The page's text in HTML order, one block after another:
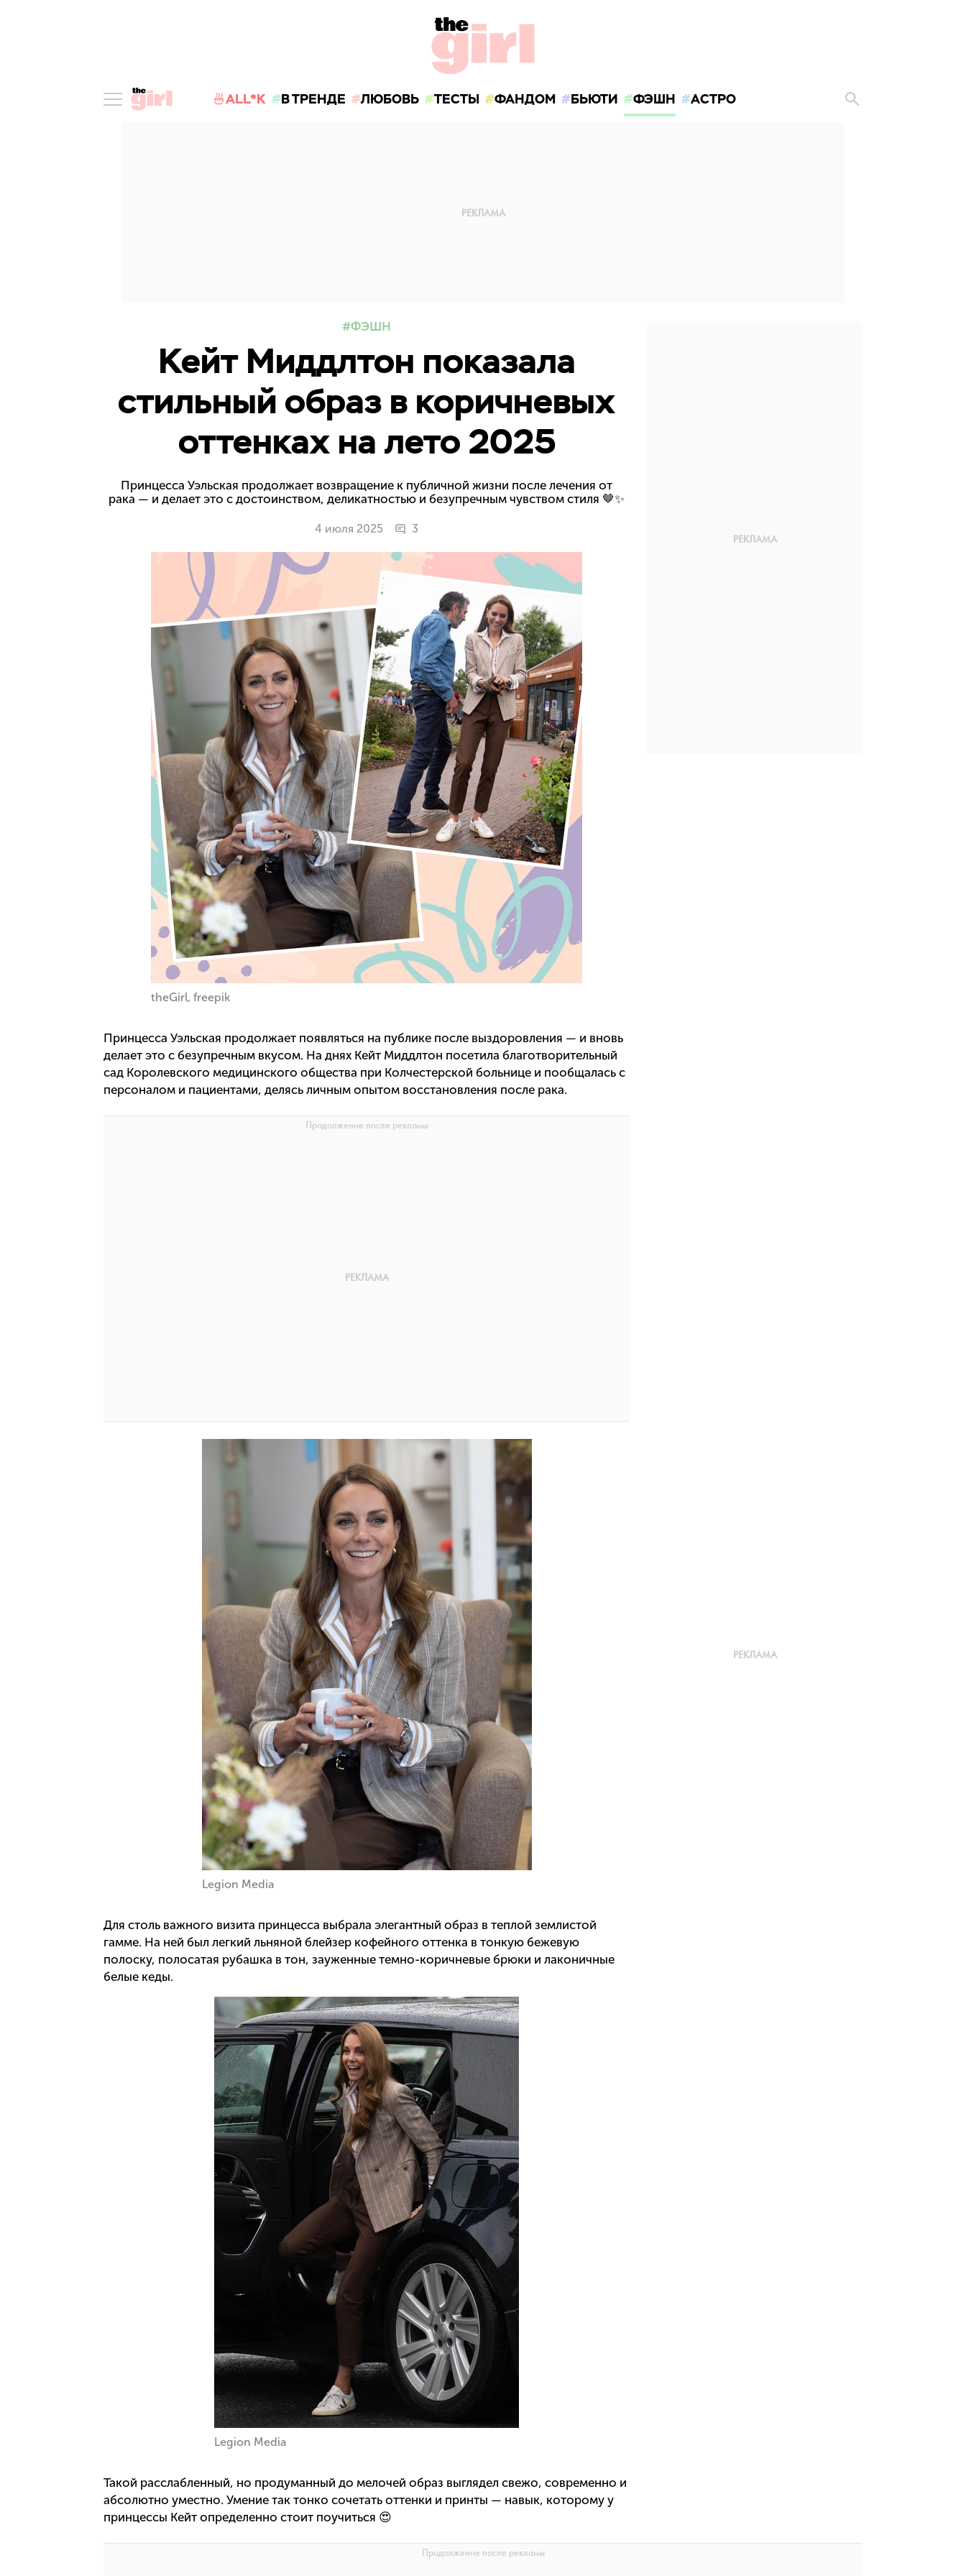
🍜ALL*K В ТРЕНДЕ ЛЮБОВЬ ТЕСТЫ ФАНДОМ БЬЮТИ ФЭШН АСТРО
ФЭШН
Кейт Миддлтон показала
стильный образ в коричневых
оттенках на лето 2025
Принцесса Уэльская продолжает возвращение к публичной жизни после лечения от
рака — и делает это с достоинством, деликатностью и безупречным чувством стиля 🤎✨
4 июля 2025 3
theGirl, freepik
Принцесса Уэльская продолжает появляться на публике после выздоровления — и вновь
делает это с безупречным вкусом. На днях Кейт Миддлтон посетила благотворительный
сад Королевского медицинского общества при Колчестерской больнице и пообщалась с
персоналом и пациентами, делясь личным опытом восстановления после рака.
Legion Media
Для столь важного визита принцесса выбрала элегантный образ в теплой землистой
гамме. На ней был легкий льняной блейзер кофейного оттенка в тонкую бежевую
полоску, полосатая рубашка в тон, зауженные темно-коричневые брюки и лаконичные
белые кеды.
Legion Media
Такой расслабленный, но продуманный до мелочей образ выглядел свежо, современно и
абсолютно уместно. Умение так тонко сочетать оттенки и принты — навык, которому у
принцессы Кейт определенно стоит поучиться 😍